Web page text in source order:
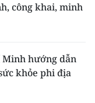
công khai, minh
Minh hướng dẫn
khỏe phi địa